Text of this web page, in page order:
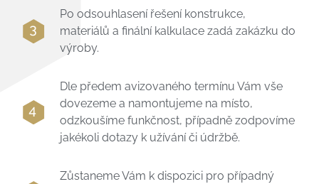
Po odsouhlasení řešení konstrukce,
materiálů a finální kalkulace zadá zakázku do
výroby.
Dle předem avizovaného termínu Vám vše
dovezeme a namontujeme na místo,
odzkoušíme funkčnost, případně zodpovíme
jakékoli dotazy k užívání či údržbě.
Zůstaneme Vám k dispozici pro případný